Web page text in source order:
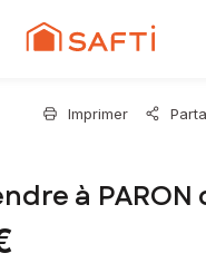
Imprimer
à PARON